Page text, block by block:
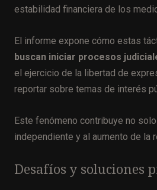
estabilidad financiera de los
El informe expone cómo estas
buscan iniciar procesos
el ejercicio de la libertad de
reportar sobre temas de interés
Este fenómeno contribuye no
independiente y al aumento de la
Desafíos y soluciones